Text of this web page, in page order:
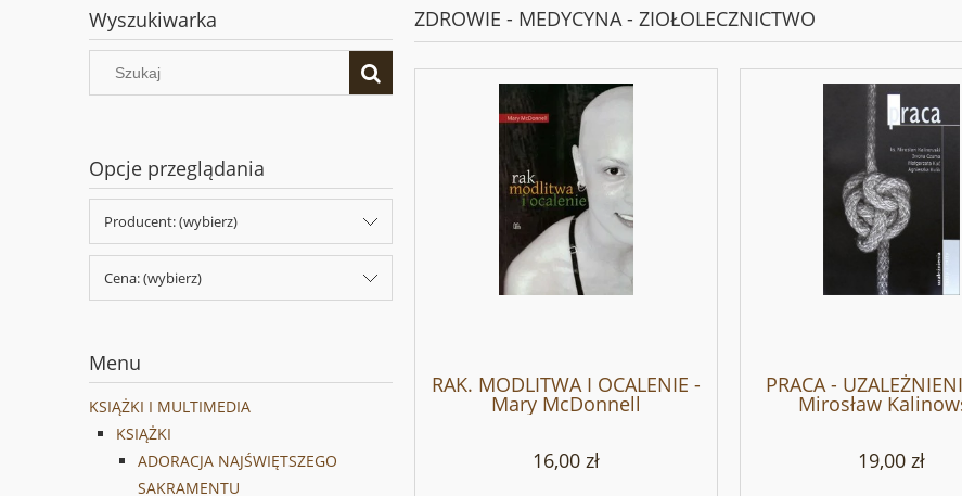
Wyszukiwarka
Opcje przeglądania
Producent: (wybierz)
Cena: (wybierz)
Menu
KSIĄŻKI I MULTIMEDIA
KSIĄŻKI
ADORACJA NAJŚWIĘTSZEGO
SAKRAMENTU
ZDROWIE - MEDYCYNA - ZIOŁOLECZNICTWO
RAK. MODLITWA I OCALENIE -
Mary McDonnell
16,00 zł
PRACA -
Mirosław
19,00 zł